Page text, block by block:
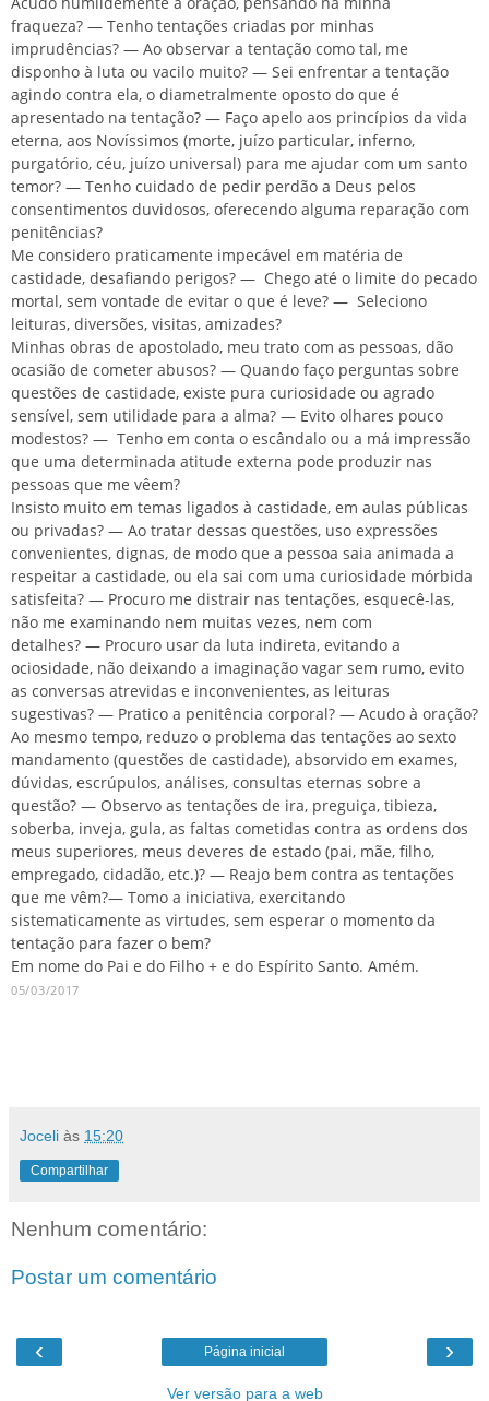
fraqueza? ― Tenho tentações criadas por minhas
imprudências? ― Ao observar a tentação como tal, me
disponho à luta ou vacilo muito? ― Sei enfrentar a tentação
agindo contra ela, o diametralmente oposto do que é
apresentado na tentação? ― Faço apelo aos princípios da vida
eterna, aos Novíssimos (morte, juízo particular, inferno,
purgatório, céu, juízo universal) para me ajudar com um santo
temor? ― Tenho cuidado de pedir perdão a Deus pelos
consentimentos duvidosos, oferecendo alguma reparação com
penitências?
Me considero praticamente impecável em matéria de
castidade, desafiando perigos? ― Chego até o limite do pecado
mortal, sem vontade de evitar o que é leve? ― Seleciono
leituras, diversões, visitas, amizades?
Minhas obras de apostolado, meu trato com as pessoas, dão
ocasião de cometer abusos? ― Quando faço perguntas sobre
questões de castidade, existe pura curiosidade ou agrado
sensível, sem utilidade para a alma? ― Evito olhares pouco
modestos? ― Tenho em conta o escândalo ou a má impressão
que uma determinada atitude externa pode produzir nas
pessoas que me vêem?
Insisto muito em temas ligados à castidade, em aulas públicas
ou privadas? ― Ao tratar dessas questões, uso expressões
convenientes, dignas, de modo que a pessoa saia animada a
respeitar a castidade, ou ela sai com uma curiosidade mórbida
satisfeita? ― Procuro me distrair nas tentações, esquecê-las,
não me examinando nem muitas vezes, nem com
detalhes? ― Procuro usar da luta indireta, evitando a
ociosidade, não deixando a imaginação vagar sem rumo, evito
as conversas atrevidas e inconvenientes, as leituras
sugestivas? ― Pratico a penitência corporal? ― Acudo à oração?
Ao mesmo tempo, reduzo o problema das tentações ao sexto
mandamento (questões de castidade), absorvido em exames,
dúvidas, escrúpulos, análises, consultas eternas sobre a
questão? ― Observo as tentações de ira, preguiça, tibieza,
soberba, inveja, gula, as faltas cometidas contra as ordens dos
meus superiores, meus deveres de estado (pai, mãe, filho,
empregado, cidadão, etc.)? ― Reajo bem contra as tentações
que me vêm?― Tomo a iniciativa, exercitando
sistematicamente as virtudes, sem esperar o momento da
tentação para fazer o bem?
Em nome do Pai e do Filho + e do Espírito Santo. Amém.
05/03/2017
Joceli às 15:20
Compartilhar
Nenhum comentário:
Postar um comentário
‹ ›
Página inicial
Ver versão para a web